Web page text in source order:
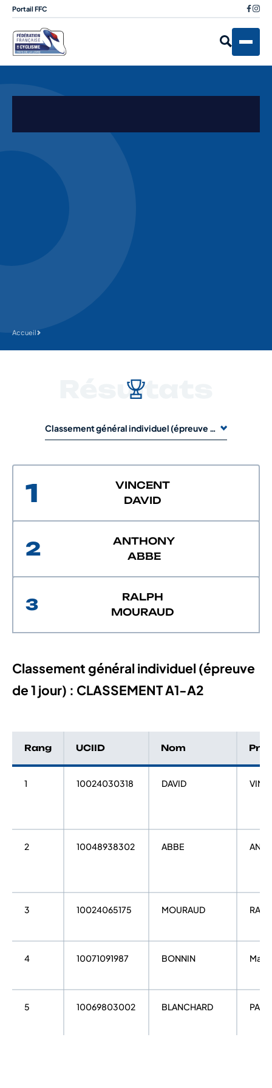
Portail FFC
Accueil
Résultats
Classement général individuel (épreuve de 1 jour) : CLASSEMENT A1-A2
1
VINCENT
DAVID
2
ANTHONY
ABBE
3
RALPH
MOURAUD
Classement général individuel (épreuve
de 1 jour) : CLASSEMENT A1-A2
Rang UCIID Nom
1 10024030318 DAVID
2 10048938302 ABBE
3 10024065175 MOURAUD
4 10071091987 BONNIN
5 10069803002 BLANCHARD